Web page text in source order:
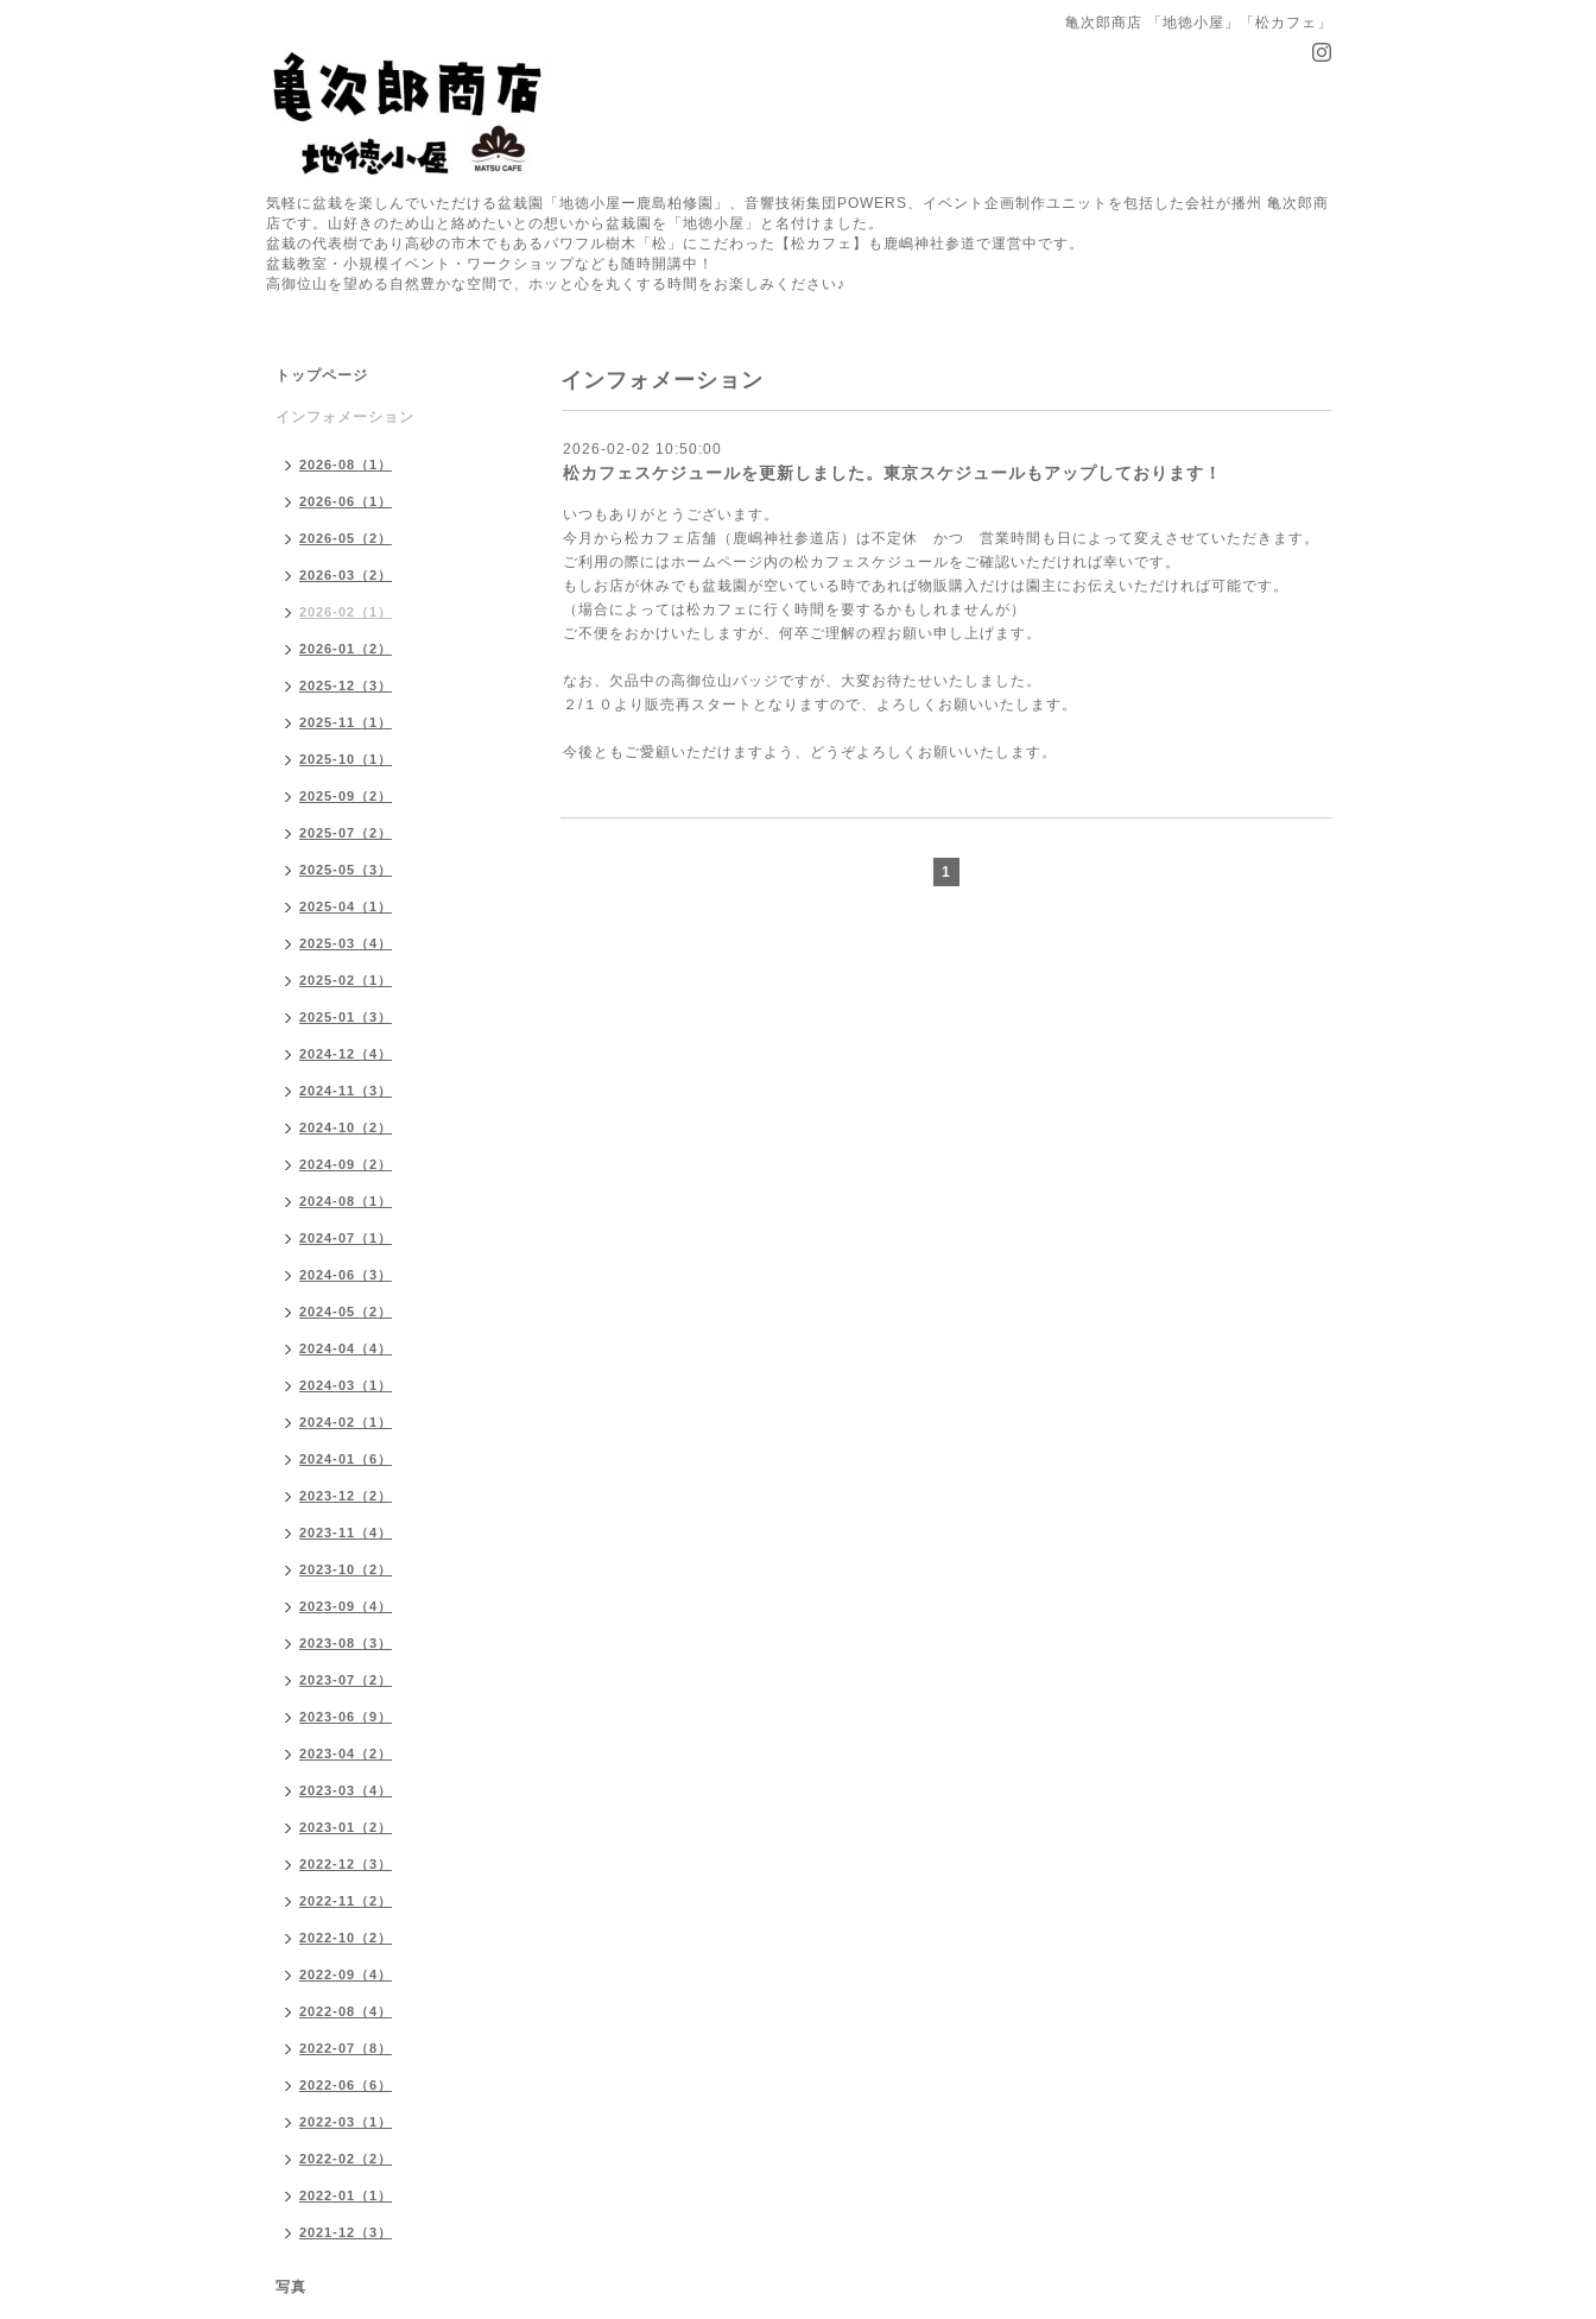
亀次郎商店 「地徳小屋」「松カフェ」
気軽に盆栽を楽しんでいただける盆栽園「地徳小屋ー鹿島柏修園」、音響技術集団POWERS、イベント企画制作ユニットを包括した会社が播州 亀次郎商
店です。山好きのため山と絡めたいとの想いから盆栽園を「地徳小屋」と名付けました。
盆栽の代表樹であり高砂の市木でもあるパワフル樹木「松」にこだわった【松カフェ】も鹿嶋神社参道で運営中です。
盆栽教室・小規模イベント・ワークショップなども随時開講中！
高御位山を望める自然豊かな空間で、ホッと心を丸くする時間をお楽しみください♪
インフォメーション
2026-02-02 10:50:00
松カフェスケジュールを更新しました。東京スケジュールもアップしております！
いつもありがとうございます。
今月から松カフェ店舗（鹿嶋神社参道店）は不定休 かつ 営業時間も日によって変えさせていただきます。
ご利用の際にはホームページ内の松カフェスケジュールをご確認いただければ幸いです。
もしお店が休みでも盆栽園が空いている時であれば物販購入だけは園主にお伝えいただければ可能です。
（場合によっては松カフェに行く時間を要するかもしれませんが）
ご不便をおかけいたしますが、何卒ご理解の程お願い申し上げます。
なお、欠品中の高御位山バッジですが、大変お待たせいたしました。
２/１０より販売再スタートとなりますので、よろしくお願いいたします。
今後ともご愛顧いただけますよう、どうぞよろしくお願いいたします。
1
トップページ
インフォメーション
2026-08（1）
2026-06（1）
2026-05（2）
2026-03（2）
2026-02（1）
2026-01（2）
2025-12（3）
2025-11（1）
2025-10（1）
2025-09（2）
2025-07（2）
2025-05（3）
2025-04（1）
2025-03（4）
2025-02（1）
2025-01（3）
2024-12（4）
2024-11（3）
2024-10（2）
2024-09（2）
2024-08（1）
2024-07（1）
2024-06（3）
2024-05（2）
2024-04（4）
2024-03（1）
2024-02（1）
2024-01（6）
2023-12（2）
2023-11（4）
2023-10（2）
2023-09（4）
2023-08（3）
2023-07（2）
2023-06（9）
2023-04（2）
2023-03（4）
2023-01（2）
2022-12（3）
2022-11（2）
2022-10（2）
2022-09（4）
2022-08（4）
2022-07（8）
2022-06（6）
2022-03（1）
2022-02（2）
2022-01（1）
2021-12（3）
写真